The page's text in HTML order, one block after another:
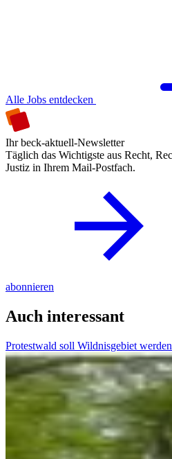
Alle Jobs entdecken
Ihr beck-aktuell-Newsletter
Täglich das Wichtigste aus Recht,
Justiz in Ihrem Mail-Postfach.
abonnieren
Auch interessant
Protestwald soll Wildnisgebiet werden